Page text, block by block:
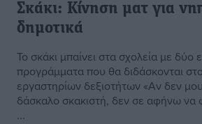
Σκάκι: Κίνηση ματ για
δημοτικά
Το σκάκι μπαίνει στα σχολεία με δύο
προγράμματα που θα διδάσκονται
εργαστηρίων δεξιοτήτων «Αν δεν
δάσκαλο σκακιστή, δεν σε αφήνω να
...